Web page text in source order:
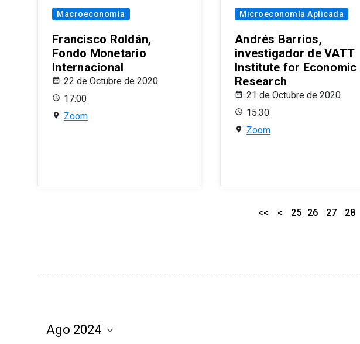
Macroeconomía
Francisco Roldán,
Fondo Monetario
Internacional
22 de Octubre de 2020
17:00
Zoom
Microeconomía Aplicada
Andrés Barrios,
investigador de VATT
Institute for Economic
Research
21 de Octubre de 2020
15:30
Zoom
<< < 25 26 27 28